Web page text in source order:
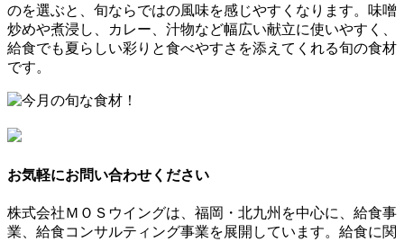
のを選ぶと、旬ならではの風味を感じやすくなります。味噌
炒めや煮浸し、カレー、汁物など幅広い献立に使いやすく、
給食でも夏らしい彩りと食べやすさを添えてくれる旬の食材
です。
お気軽にお問い合わせください
株式会社ＭＯＳウイングは、福岡・北九州を中心に、給食事
業、給食コンサルティング事業を展開しています。給食に関